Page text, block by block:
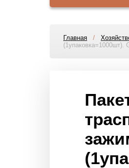
Главная /
(1упаковка=1000шт).